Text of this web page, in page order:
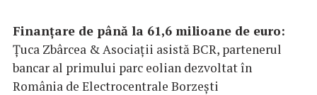
Finanțare de până la 61,6 milioane de euro:
Țuca Zbârcea & Asociații asistă BCR, partenerul
bancar al primului parc eolian dezvoltat în
România de Electrocentrale Borzești